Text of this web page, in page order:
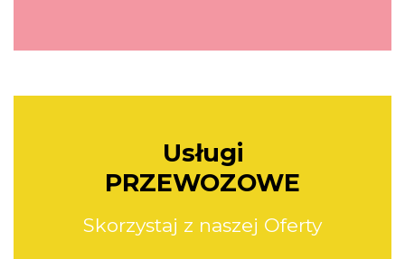
Usługi
PRZEWOZOWE
Skorzystaj z naszej Oferty